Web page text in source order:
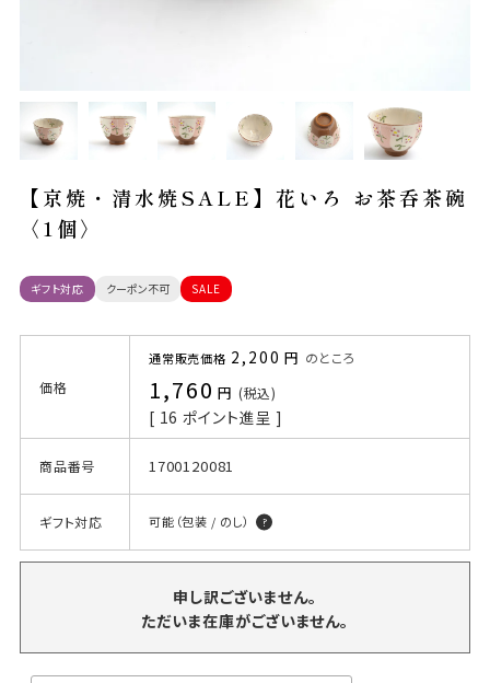
【京焼・清水焼SALE】花いろ お茶呑茶碗
〈1個〉
ギフト対応 クーポン不可 SALE
価格
通常販売価格 2,200 のところ
1,760 税込
[ 16 ポイント進呈 ]
商品番号 1700120081
ギフト対応 可能（包装 / のし）
申し訳ございません。
ただいま在庫がございません。